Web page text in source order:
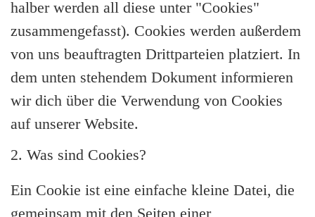
halber werden all diese unter "Cookies"
zusammengefasst). Cookies werden außerdem
von uns beauftragten Drittparteien platziert. In
dem unten stehendem Dokument informieren
wir dich über die Verwendung von Cookies
auf unserer Website.
2. Was sind Cookies?
Ein Cookie ist eine einfache kleine Datei, die
gemeinsam mit den Seiten einer